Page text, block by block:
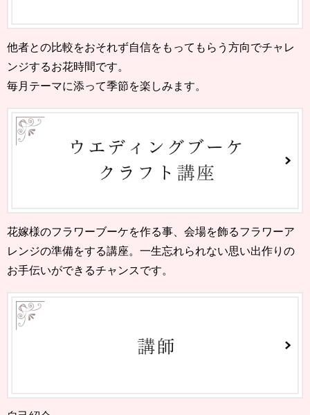
他者との比較をおそれず自信をもってもらう方向でチャレ
ンジするお花時間です。
毎月テーマに添って季節を楽しみます。
花嫁様のフラワーブーケを作る事、会場を飾るフラワーア
レンジの準備をする講座。一生忘れられない思い出作りの
お手伝いができるチャンスです。